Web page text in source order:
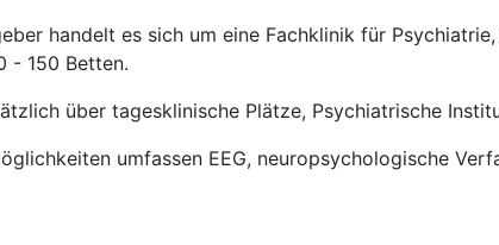
handelt es sich um eine Fachklinik für
- 150 Betten.
über tagesklinische Plätze, Psychiatrische
umfassen EEG, neuropsychologische